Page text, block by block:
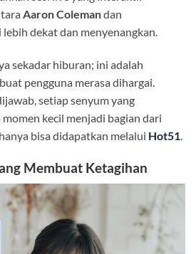
Aaron Colemandan
dekat dan menyenangkan.
sekadar hiburan; ini adalah
pengguna merasa dihargai.
setiap senyum yang
kecil menjadi bagian dari
bisa didapatkan melalui Hot51.
Membuat Ketagihan